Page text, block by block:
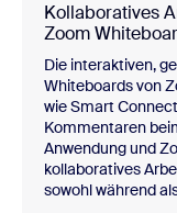
Kollaboratives
Zoom
Die interaktiven,
Whiteboards von
wie Smart
Kommentaren
Anwendung und
kollaboratives
sowohl während